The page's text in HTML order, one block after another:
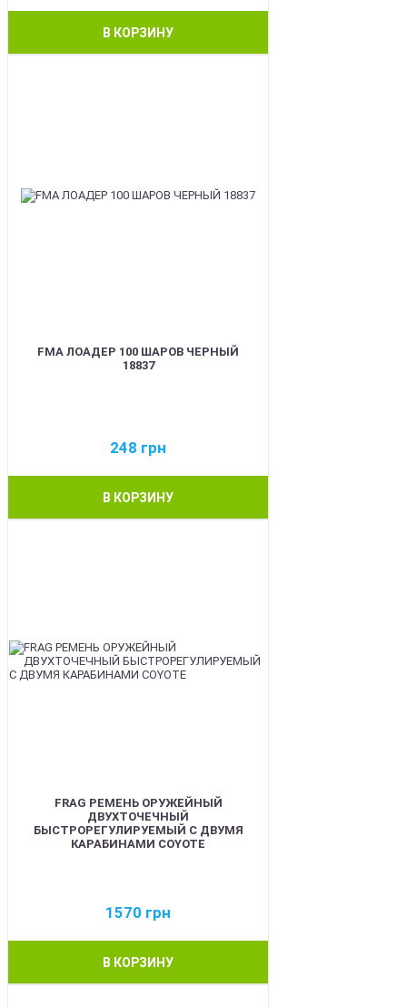
В КОРЗИНУ
FMA ЛОАДЕР 100 ШАРОВ ЧЕРНЫЙ
18837
248 грн
В КОРЗИНУ
FRAG РЕМЕНЬ ОРУЖЕЙНЫЙ
ДВУХТОЧЕЧНЫЙ
БЫСТРОРЕГУЛИРУЕМЫЙ С ДВУМЯ
КАРАБИНАМИ COYOTE
1570 грн
В КОРЗИНУ